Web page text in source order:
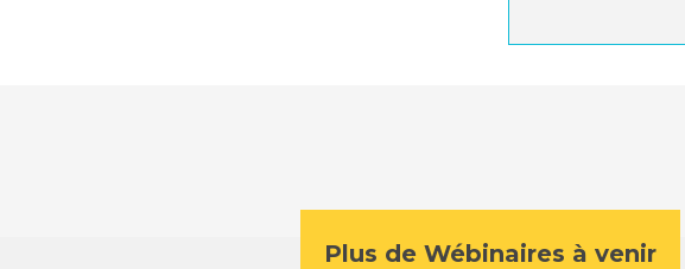
Plus de Wébinaires à venir